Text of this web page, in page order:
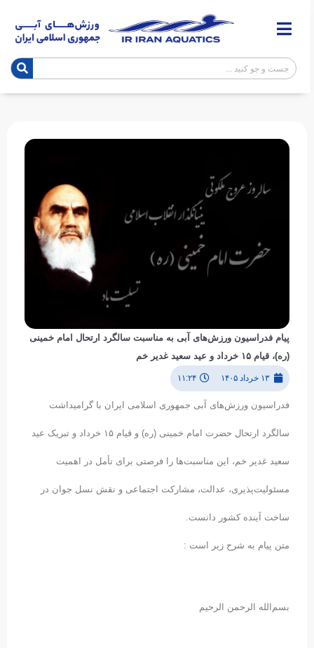
پیام فدراسیون ورزش‌های آبی به مناسبت سالگرد ارتحال امام خمینی
(ره)، قیام ۱۵ خرداد و عید سعید غدیر خم
۱۳ خرداد ۱۴۰۵ ۱۱:۲۴
فدراسیون ورزش‌های آبی جمهوری اسلامی ایران با گرامیداشت
سالگرد ارتحال حضرت امام خمینی (ره) و قیام ۱۵ خرداد و تبریک عید
سعید غدیر خم، این مناسبت‌ها را فرصتی برای تأمل در اهمیت
مسئولیت‌پذیری، عدالت، مشارکت اجتماعی و نقش نسل جوان در
ساخت آینده کشور دانست.
متن پیام به شرح زیر است :
بسم‌الله الرحمن الرحیم